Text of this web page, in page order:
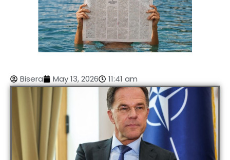
Bisera May 13, 2026 11:41 am